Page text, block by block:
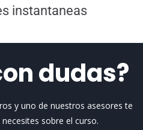
instantaneas
dudas?
y uno de nuestros asesores te
sobre el curso.